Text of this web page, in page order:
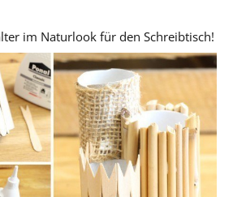
im Naturlook für den Schreibtisch!